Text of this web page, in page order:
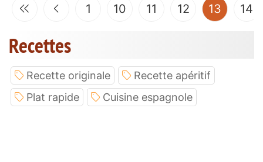
1 10 11 12 13 14
Recettes
Recette originale
Recette apéritif
Plat rapide
Cuisine espagnole